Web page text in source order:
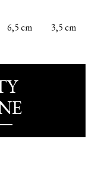
6,5 cm 3,5 cm